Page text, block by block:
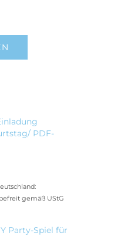
PDF-
gemäß UStG
Party-Spiel für